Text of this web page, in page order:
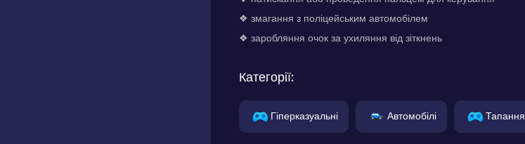
❖ змагання з поліцейським автомобілем
❖ заробляння очок за ухиляння від зіткнень
Категорії:
Гіперказуальні Автомобілі Тапання